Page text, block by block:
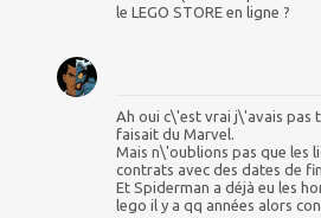
le LEGO STORE en ligne ?
Ah oui c\'est vrai j\'avais pas
faisait du Marvel.
Mais n\'oublions pas que les
contrats avec des dates de fin
Et Spiderman a déjà eu les
lego il y a qq années alors